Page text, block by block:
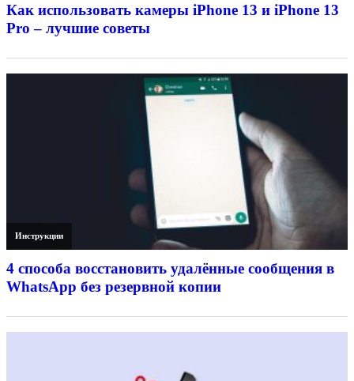
Как использовать камеры iPhone 13 и iPhone 13
Pro – лучшие советы
Инструкции
4 способа восстановить удалённые сообщения в
WhatsApp без резервной копии